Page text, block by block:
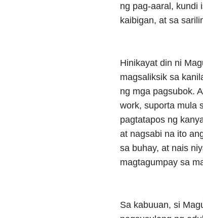
ng pag-aaral, kundi
kaibigan, at sa
Hinikayat din ni
magsaliksik sa
ng mga pagsubok.
work, suporta mula
pagtatapos ng
at nagsabi na ito
sa buhay, at nais
magtagumpay sa
Sa kabuuan, si